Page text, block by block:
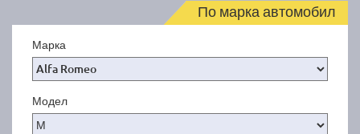
По марка автомобил
Марка
Модел